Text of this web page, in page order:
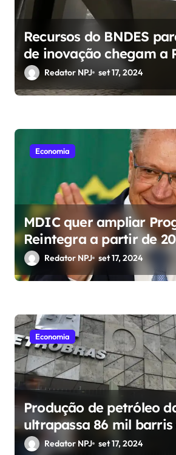
t
Recursos do BNDES
de inovação chegam a
bilhões
Redator NPJ set 17, 2024
Economia
MDIC quer ampliar
Reintegra a partir de
Alckmin
Redator NPJ set 17, 2024
Economia
Produção de petróleo
ultrapassa 86 mil
Redator NPJ set 17, 2024